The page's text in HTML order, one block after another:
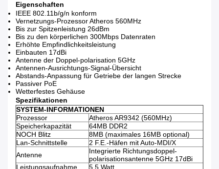
Eigenschaften
IEEE 802.11b/g/n konform
Vernetzungs-Prozessor Atheros 560MHz
Bis zur Spitzenleistung 26dBm
Bis zu den körperlichen 300Mbps Datenraten
Erhöhte Empfindlichkeitsleistung
Einbauten 17dBi
Antenne der Doppel-polarisation 5GHz
Antennen-Ausrichtungs-Signal-Übersicht
Abstands-Anpassung für Getriebe der langen Strecke
Passiver PoE
Wetterfestes Gehäuse
Spezifikationen
SYSTEM-INFORMATIONEN
Prozessor
Atheros AR9342 (560MHz)
Speicherkapazität
64MB DDR2
NOCH Blitz
8MB (maximales 16MB optional)
Lan-Schnittstelle
2 F.E.-Häfen mit Auto-MDI/X
Antenne
Integrierte Richtungsdoppel-
polarisationsantenne 5GHz 17dBi
Leistungsaufnahme
5,5 Watt